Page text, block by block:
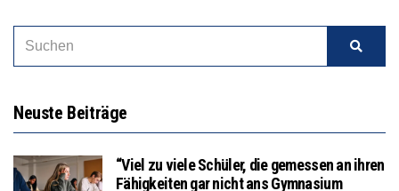
Neuste Beiträge
“Viel zu viele Schüler, die gemessen an ihren
Fähigkeiten gar nicht ans Gymnasium